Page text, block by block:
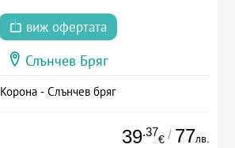
виж офертата
Слънчев Бряг
Корона - Слънчев бряг
39.37
€ / 77лв.